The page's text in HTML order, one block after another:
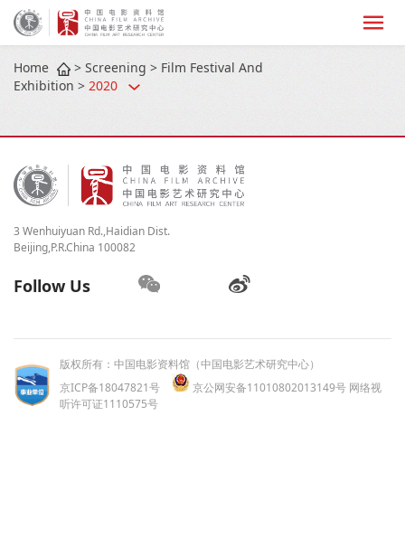
Home > Screening > Film Festival And
Exhibition > 2020
3 Wenhuiyuan Rd.,Haidian Dist.
Beijing,P.R.China 100082
Follow Us
版权所有：中国电影资料馆（中国电影艺术研究中心）
京ICP备18047821号
京公网安备11010802013149号 网络视
听许可证1110575号